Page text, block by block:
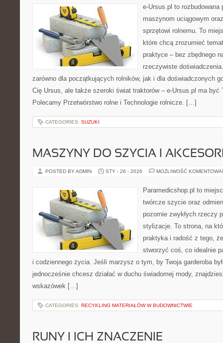
e-Ursus.pl to rozbudowana
maszynom uciągowym
sprzętowi rolnemu. To
które chcą zrozumieć
praktyce – bez zbędnego
rzeczywiste
zarówno dla początkujących rolników, jak i dla doświadczonych
Cię Ursus, ale także szeroki świat traktorów – e-Ursus.pl ma być
Polecamy Przetwórstwo rolne i Technologie rolnicze. […]
CATEGORIES: SUZUKI
MASZYNY DO SZYCIA I
POSTED BY ADMIN STY - 26 - 2026 MOŻLIWOŚĆ
Paramedicshop.pl to
twórcze szycie oraz
pozornie zwykłych rzeczy
stylizacje. To strona, na
praktyka i radość z tego,
stworzyć coś, co idealnie
i codziennego życia. Jeśli marzysz o tym, by Twoja garderoba
jednocześnie chcesz działać w duchu świadomej mody,
wskazówek […]
CATEGORIES: RECYKLING MATERIAŁÓW W BUDOWNICTWIE
RUNY I ICH ZNACZENIE